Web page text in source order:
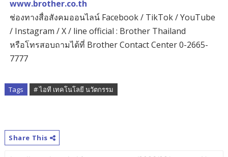
www.brother.co.th
ช่องทางสื่อสังคมออนไลน์ Facebook / TikTok / YouTube
/ Instagram / X / line official : Brother Thailand
หรือโทรสอบถามได้ที่ Brother Contact Center 0-2665-
7777
Tags # ไอที เทคโนโลยี นวัตกรรม
Share This